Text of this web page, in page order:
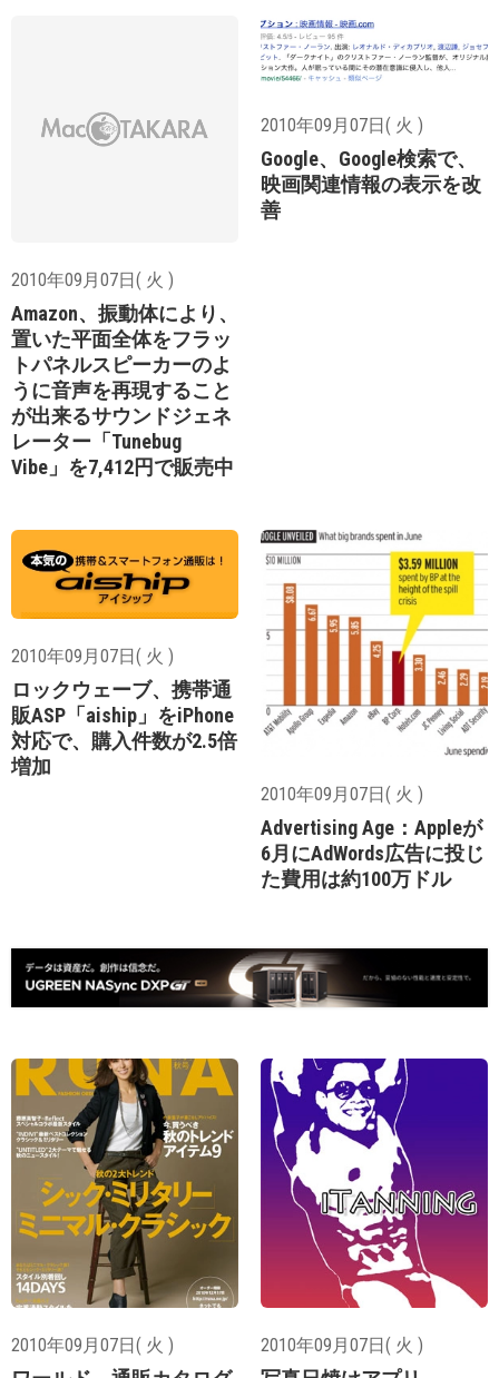
2010年09月07日( 火 )
Amazon、振動体により、
置いた平面全体をフラッ
トパネルスピーカーのよ
うに音声を再現すること
が出来るサウンドジェネ
レーター「Tunebug
Vibe」を7,412円で販売中
2010年09月07日( 火 )
Google、Google検索で、
映画関連情報の表示を改
善
2010年09月07日( 火 )
ロックウェーブ、携帯通
販ASP「aiship」をiPhone
対応で、購入件数が2.5倍
増加
2010年09月07日( 火 )
Advertising Age：Appleが
6月にAdWords広告に投じ
た費用は約100万ドル
2010年09月07日( 火 ) 2010年09月07日( 火 )